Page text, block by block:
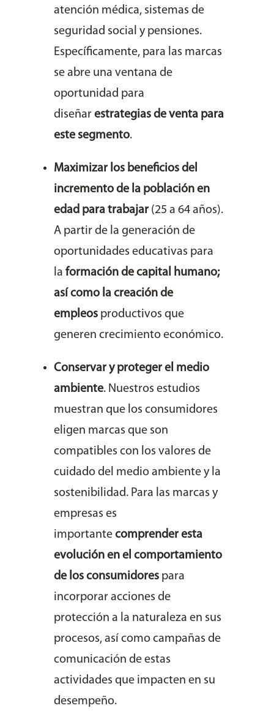
atención médica, sistemas de
seguridad social y pensiones.
Específicamente, para las marcas
se abre una ventana de
oportunidad para
diseñar estrategias de venta para
este segmento.
Maximizar los beneficios del
incremento de la población en
edad para trabajar (25 a 64 años).
A partir de la generación de
oportunidades educativas para
la formación de capital humano;
así como la creación de
empleos productivos que
generen crecimiento económico.
Conservar y proteger el medio
ambiente. Nuestros estudios
muestran que los consumidores
eligen marcas que son
compatibles con los valores de
cuidado del medio ambiente y la
sostenibilidad. Para las marcas y
empresas es
importante comprender esta
evolución en el comportamiento
de los consumidores para
incorporar acciones de
protección a la naturaleza en sus
procesos, así como campañas de
comunicación de estas
actividades que impacten en su
desempeño.